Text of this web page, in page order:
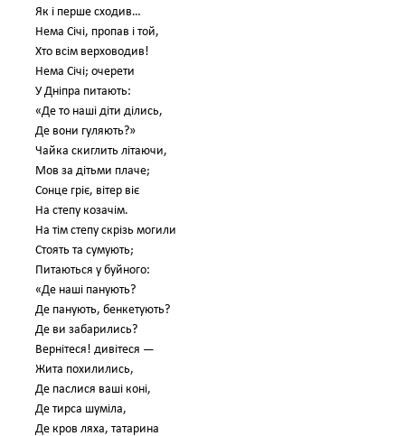
Як і перше сходив…
Нема Січі, пропав і той,
Хто всім верховодив!
Нема Січі; очерети
У Дніпра питають:
«Де то наші діти ділись,
Де вони гуляють?»
Чайка скиглить літаючи,
Мов за дітьми плаче;
Сонце гріє, вітер віє
На степу козачім.
На тім степу скрізь могили
Стоять та сумують;
Питаються у буйного:
«Де наші панують?
Де панують, бенкетують?
Де ви забарились?
Вернітеся! дивітеся —
Жита похилились,
Де паслися ваші коні,
Де тирса шуміла,
Де кров ляха, татарина